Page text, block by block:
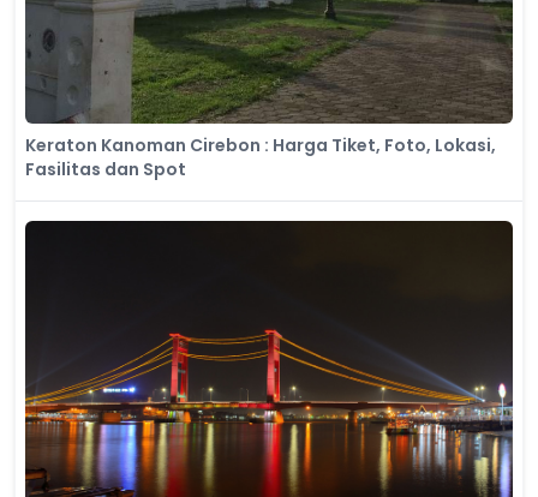
Keraton Kanoman Cirebon : Harga Tiket, Foto, Lokasi,
Fasilitas dan Spot